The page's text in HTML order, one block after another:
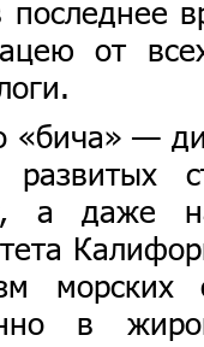
последнее
от
«бича» —
а даже
в